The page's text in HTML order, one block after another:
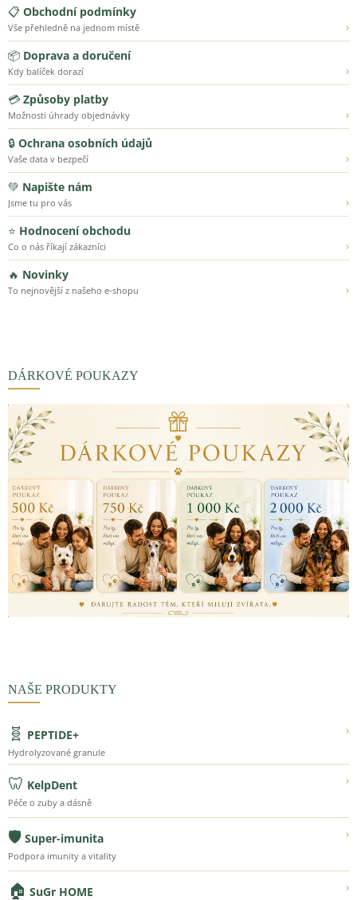
📋 Obchodní podmínky
Vše přehledně na jednom místě
›
📦 Doprava a doručení
Kdy balíček dorazí
›
💳 Způsoby platby
Možnosti úhrady objednávky
›
🔒 Ochrana osobních údajů
Vaše data v bezpečí
›
💚 Napište nám
Jsme tu pro vás
›
⭐ Hodnocení obchodu
Co o nás říkají zákazníci
›
🔥 Novinky
To nejnovější z našeho e-shopu ›
DÁRKOVÉ POUKAZY
NAŠE PRODUKTY
🧬 PEPTIDE+ ›
Hydrolyzované granule
🦷 KelpDent ›
Péče o zuby a dásně
🛡️ Super-imunita ›
Podpora imunity a vitality
🏠 SuGr HOME ›